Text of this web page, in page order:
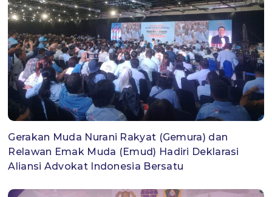
Gerakan Muda Nurani Rakyat (Gemura) dan
Relawan Emak Muda (Emud) Hadiri Deklarasi
Aliansi Advokat Indonesia Bersatu